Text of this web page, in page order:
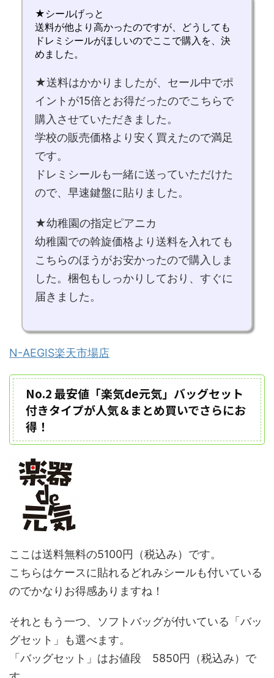
★シールげっと
送料が他より高かったのですが、どうしても
ドレミシールがほしいのでここで購入を、決
めました。
★送料はかかりましたが、セール中でポ
イントが15倍とお得だったのでこちらで
購入させていただきました。
学校の販売価格より安く買えたので満足
です。
ドレミシールも一緒に送っていただけた
ので、早速鍵盤に貼りました。
★幼稚園の指定ピアニカ
幼稚園での斡旋価格より送料を入れても
こちらのほうがお安かったので購入しま
した。梱包もしっかりしており、すぐに
届きました。
N-AEGIS楽天市場店
No.2 最安値「楽気de元気」バッグセット
付きタイプが人気＆まとめ買いでさらにお
得！
ここは送料無料の5100円（税込み）です。
こちらはケースに貼れるどれみシールも付いている
のでかなりお得感ありますね！
それともう一つ、ソフトバッグが付いている「バッ
グセット」も選べます。
「バッグセット」はお値段 5850円（税込み）で